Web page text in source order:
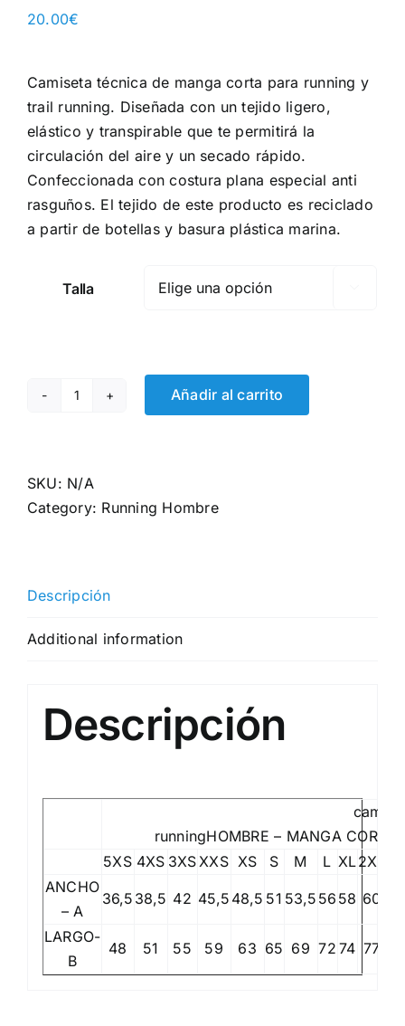
20.00€
Camiseta técnica de manga corta para running y
trail running. Diseñada con un tejido ligero,
elástico y transpirable que te permitirá la
circulación del aire y un secado rápido.
Confeccionada con costura plana especial anti
rasguños. El tejido de este producto es reciclado
a partir de botellas y basura plástica marina.
Talla
Camiseta
Valencia
quantity
Añadir al carrito
SKU: N/A
Category: Running Hombre
Descripción
Additional information
Descripción
runningHOMBRE – MANGA CORTA
5XS 4XS 3XSXXS XS S M L XL2XL
ANCHO
– A
36,5 38,5 42 45,5 48,5 51 53,5 56 58 60
LARGO-
B
48 51 55 59 63 65 69 72 74 77